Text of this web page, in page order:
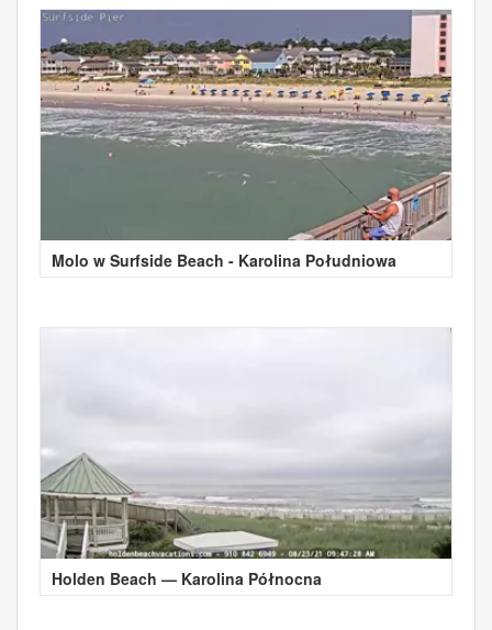
Molo w Surfside Beach - Karolina Południowa
Holden Beach — Karolina Północna